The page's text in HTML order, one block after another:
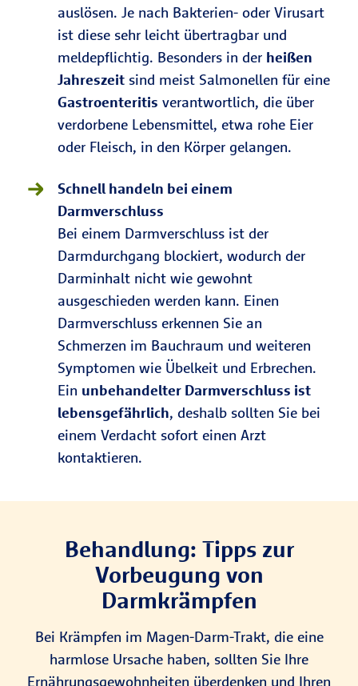
auslösen. Je nach Bakterien- oder Virusart
ist diese sehr leicht übertragbar und
meldepflichtig. Besonders in der heißen
Jahreszeit sind meist Salmonellen für eine
Gastroenteritis verantwortlich, die über
verdorbene Lebensmittel, etwa rohe Eier
oder Fleisch, in den Körper gelangen.
Schnell handeln bei einem
Darmverschluss
Bei einem Darmverschluss ist der
Darmdurchgang blockiert, wodurch der
Darminhalt nicht wie gewohnt
ausgeschieden werden kann. Einen
Darmverschluss erkennen Sie an
Schmerzen im Bauchraum und weiteren
Symptomen wie Übelkeit und Erbrechen.
Ein unbehandelter Darmverschluss ist
lebensgefährlich, deshalb sollten Sie bei
einem Verdacht sofort einen Arzt
kontaktieren.
Behandlung: Tipps zur
Vorbeugung von
Darmkrämpfen
Bei Krämpfen im Magen-Darm-Trakt, die eine
harmlose Ursache haben, sollten Sie Ihre
Ernährungsgewohnheiten überdenken und Ihren